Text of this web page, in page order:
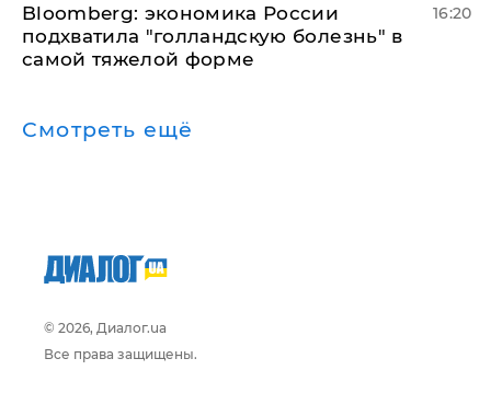
Bloomberg: экономика России
подхватила "голландскую болезнь" в
самой тяжелой форме
16:20
Смотреть ещё
© 2026, Диалог.ua
Все права защищены.